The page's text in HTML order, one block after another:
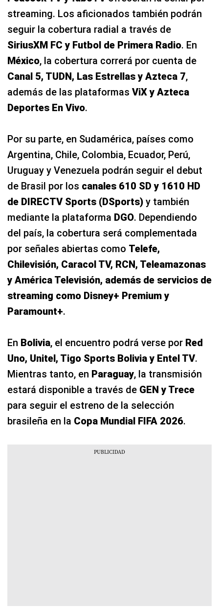
streaming. Los aficionados también podrán
seguir la cobertura radial a través de
SiriusXM FC y Futbol de Primera Radio. En
México, la cobertura correrá por cuenta de
Canal 5, TUDN, Las Estrellas y Azteca 7,
además de las plataformas ViX y Azteca
Deportes En Vivo.
Por su parte, en Sudamérica, países como
Argentina, Chile, Colombia, Ecuador, Perú,
Uruguay y Venezuela podrán seguir el debut
de Brasil por los canales 610 SD y 1610 HD
de DIRECTV Sports (DSports) y también
mediante la plataforma DGO. Dependiendo
del país, la cobertura será complementada
por señales abiertas como Telefe,
Chilevisión, Caracol TV, RCN, Teleamazonas
y América Televisión, además de servicios de
streaming como Disney+ Premium y
Paramount+.
En Bolivia, el encuentro podrá verse por Red
Uno, Unitel, Tigo Sports Bolivia y Entel TV.
Mientras tanto, en Paraguay, la transmisión
estará disponible a través de GEN y Trece
para seguir el estreno de la selección
brasileña en la Copa Mundial FIFA 2026.